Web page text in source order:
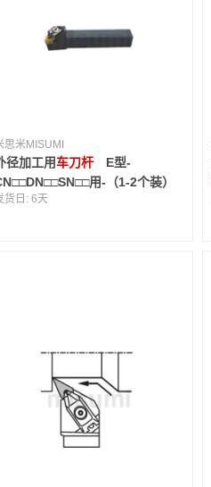
思米MISUMI
径加工用车刀杆 E型-
用-（1-2个装）
货日:6天